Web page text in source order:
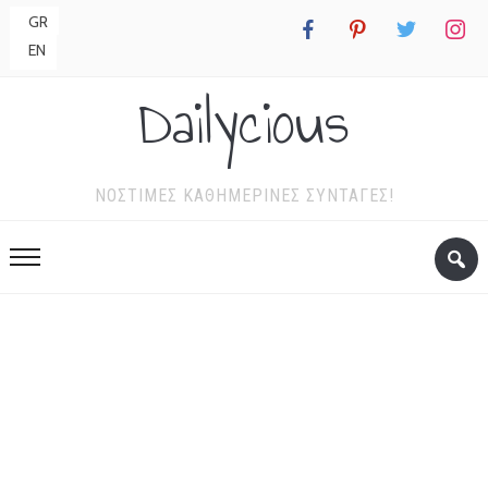
facebook pinterest twitter
GR
EN
Dailycious
ΝΌΣΤΙΜΕΣ ΚΑΘΗΜΕΡΙΝΈΣ ΣΥΝΤΑΓΈΣ!